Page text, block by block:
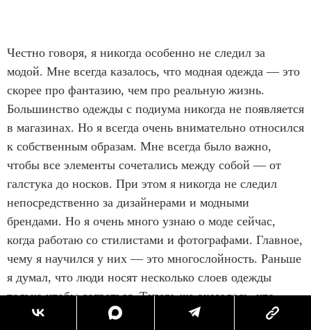
Честно говоря, я никогда особенно не следил за
модой. Мне всегда казалось, что модная одежда — это
скорее про фантазию, чем про реальную жизнь.
Большинство одежды с подиума никогда не появляется
в магазинах. Но я всегда очень внимательно относился
к собственным образам. Мне всегда было важно,
чтобы все элементы сочетались между собой — от
галстука до носков. При этом я никогда не следил
непосредственно за дизайнерами и модными
брендами. Но я очень много узнаю о моде сейчас,
когда работаю со стилистами и фотографами. Главное,
чему я научился у них — это многослойность. Раньше
я думал, что люди носят несколько слоев одежды
только чтобы согреться. Теперь же оказалось, что
можно наслаивать друг на друга цвета и фактуры из